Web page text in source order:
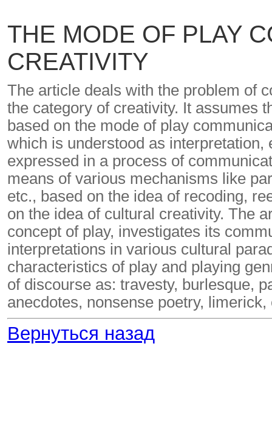
THE MODE OF PLAY
CREATIVITY
The article deals with the problem of
the category of creativity. It assumes
based on the mode of play
which is understood as
expressed in a process of
means of various mechanisms like
etc., based on the idea of recoding,
on the idea of cultural creativity. The
concept of play, investigates its
interpretations in various cultural
characteristics of play and playing
of discourse as: travesty, burlesque,
anecdotes, nonsense poetry, limerick,
Вернуться назад